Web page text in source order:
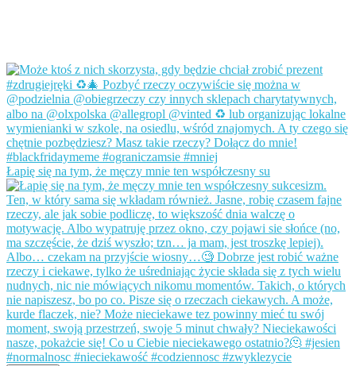
Łapię się na tym, że męczy mnie ten współczesny su